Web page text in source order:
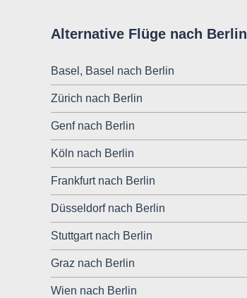
Alternative Flüge nach Berlin
Basel, Basel nach Berlin
Zürich nach Berlin
Genf nach Berlin
Köln nach Berlin
Frankfurt nach Berlin
Düsseldorf nach Berlin
Stuttgart nach Berlin
Graz nach Berlin
Wien nach Berlin